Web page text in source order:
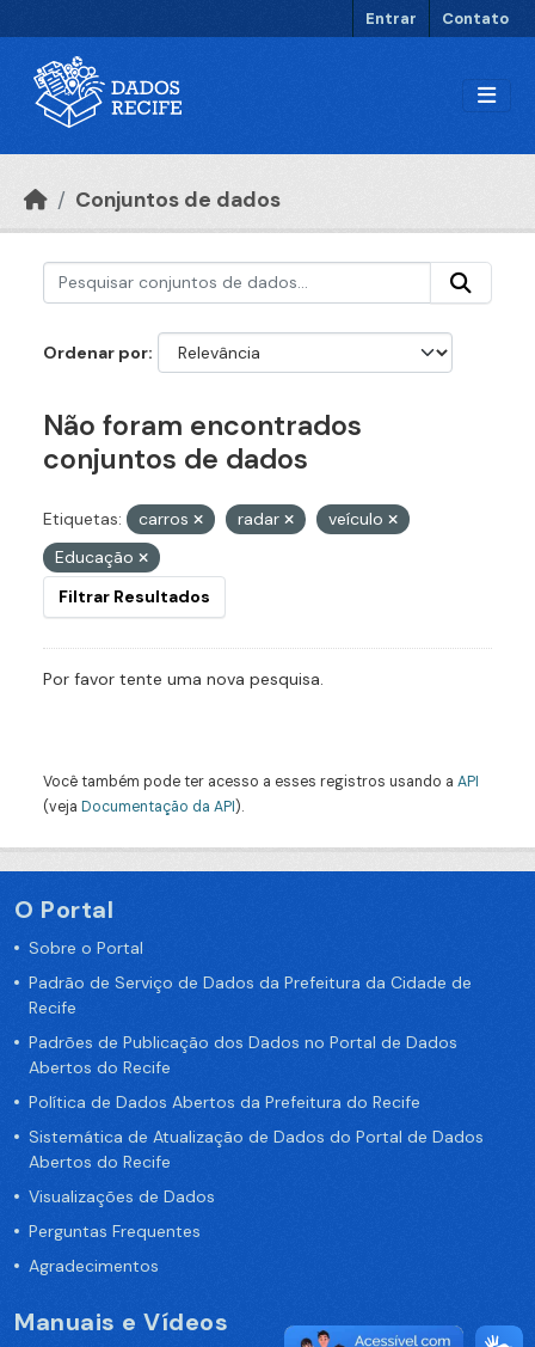
Entrar Contato
Conjuntos de dados
Ordenar por
Não foram encontrados
conjuntos de dados
Etiquetas: carros radar
veículo
Educação
Filtrar Resultados
Por favor tente uma nova pesquisa.
Você também pode ter acesso a esses registros usando a API
(veja Documentação da API).
O Portal
Sobre o Portal
Padrão de Serviço de Dados da Prefeitura da Cidade de
Recife
Padrões de Publicação dos Dados no Portal de Dados
Abertos do Recife
Política de Dados Abertos da Prefeitura do Recife
Sistemática de Atualização de Dados do Portal de Dados
Abertos do Recife
Visualizações de Dados
Perguntas Frequentes
Agradecimentos
Manuais e Vídeos